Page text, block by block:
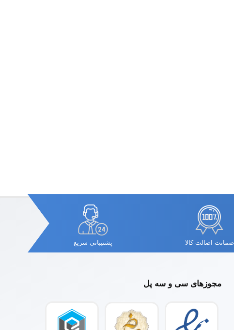
ضمانت اصالت کالا پشتیبانی سریع
مجوزهای سی و سه پل